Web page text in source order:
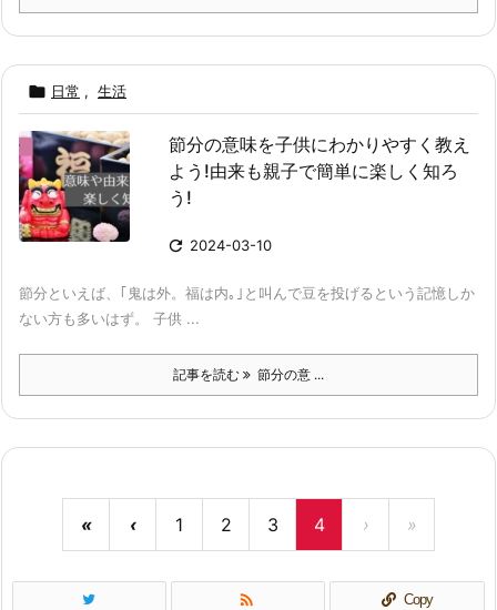
 日常 , 生活
節分の意味を子供にわかりやすく教え
よう!由来も親子で簡単に楽しく知ろ
う!
 2024-03-10
節分といえば、｢鬼は外。福は内｡｣と叫んで豆を投げるという記憶しか
ない方も多いはず。 子供 ...
記事を読む 節分の意 ...
« ‹ 1 2 3 4 › »
 Copy